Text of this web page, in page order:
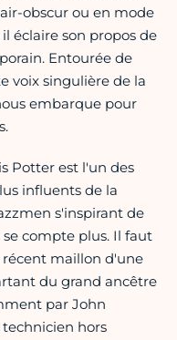
obscur ou en mode
éclaire son propos de
Entourée de
voix singulière de la
embarque pour
Potter est l'un des
influents de la
s'inspirant de
compte plus. Il faut
maillon d'une
du grand ancêtre
par John
hors